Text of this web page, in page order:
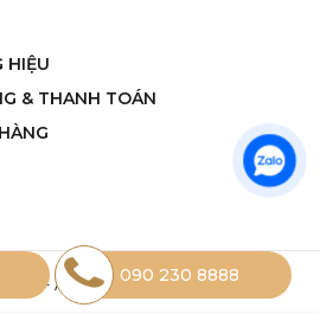
HIỆU
& THANH TOÁN
- All rights reserved.
090 230 8888